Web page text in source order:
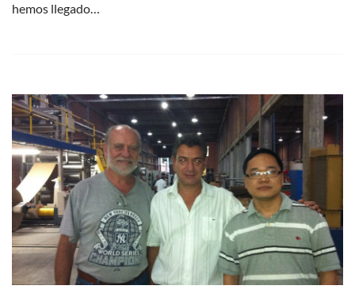
hemos llegado…